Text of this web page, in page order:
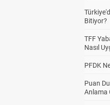
Bitiyor?
TFF
Nasıl
PFDK
Puan
Anlama